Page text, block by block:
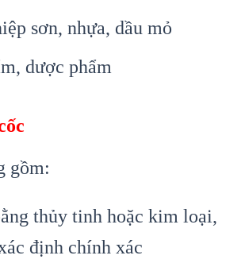
sơn, nhựa, dầu mỏ
dược phẩm
gồm:
thủy tinh hoặc kim loại,
định chính xác